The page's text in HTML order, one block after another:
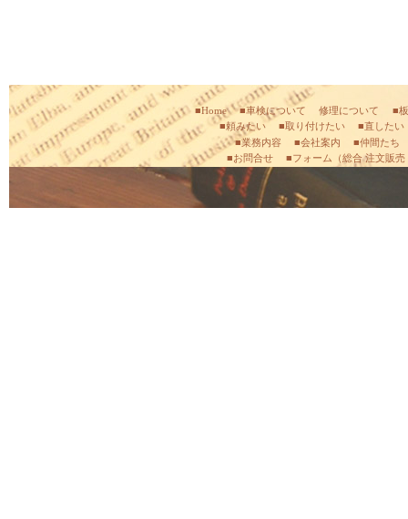
■Home ■車検について 修理について
■
■頼みたい
■取り付けたい
■直したい
■業務内容
■会社案内
■仲間たち
■お問合せ
■フォーム（総合 注文販売